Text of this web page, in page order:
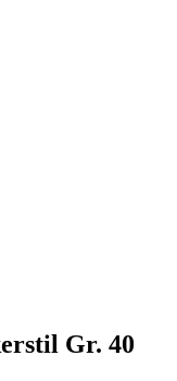
Gr. 40